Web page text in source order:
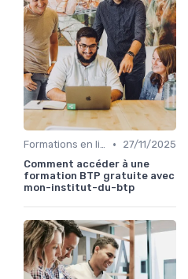
Formations en ligne •
27/11/2025
Comment accéder à une
formation BTP gratuite avec
mon-institut-du-btp